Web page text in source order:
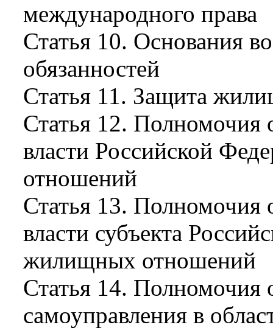
международного права
Статья 10. Основания
обязанностей
Статья 11. Защита
Статья 12. Полномочия
власти Российской
отношений
Статья 13. Полномочия
власти субъекта
жилищных отношений
Статья 14. Полномочия
самоуправления в